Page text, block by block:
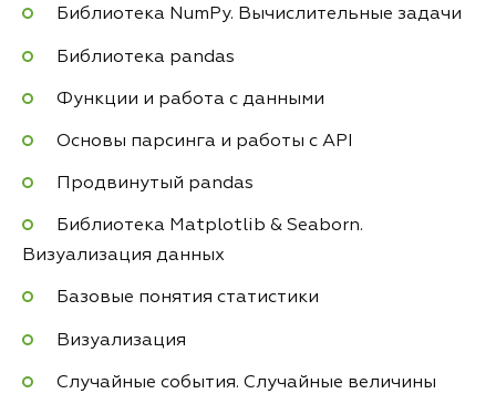
Библиотека NumPy. Вычислительные задачи
Библиотека pandas
Функции и работа с данными
Основы парсинга и работы с API
Продвинутый pandas
Библиотека Matplotlib & Seaborn.
Визуализация данных
Базовые понятия статистики
Визуализация
Случайные события. Случайные величины